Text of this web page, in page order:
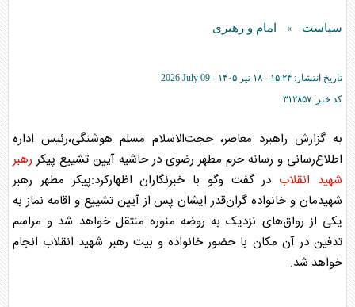
سیاست » امام و رهبری
تاریخ انتشار: ۱۵:۲۴ - ۱۸ تير ۱۴۰۵ -
2026 July 09
کد خبر: ۳۱۲۸۵۷
به گزارش راهبرد معاصر، حجت‌الاسلام مسلم هوشنگی،رئیس اداره
اطلاع‌رسانی و رسانه حرم مطهر رضوی در حاشیه آیین تشییع پیکر رهبر
شهید انقلاب در گفت وگو با خبرنگاران اظهارکرد:پیکر مطهر رهبر
شهیدمان و خانواده گران‌قدر ایشان پس از آیین تشییع و اقامه نماز به
یکی از رواق‌های نزدیک به روضه منوره منتقل خواهد شد و مراسم
تدفین در آن مکان با حضور خانواده و بیت رهبر شهید انقلاب انجام
خواهد شد.